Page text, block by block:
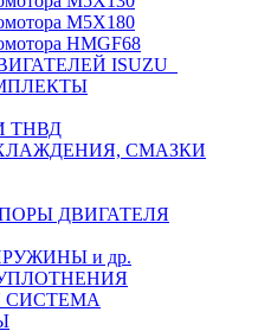
M5X180
HMGF68
ISUZU
ТНВД
СМАЗКИ
ДВИГАТЕЛЯ
и др.
СИСТЕМА